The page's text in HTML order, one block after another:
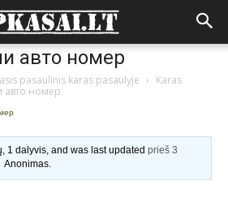
авто номер
pasaulinis karas pasaulyje › Karas
авто номер
1 dalyvis, and was last updatedprieš 3
Anonimas.